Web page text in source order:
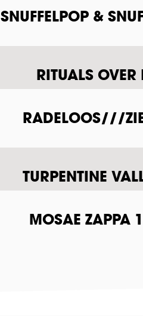
SNUFFELPOP &
RITUALS
RADELOOS///
TURPENTINE
MOSAE ZAPPA